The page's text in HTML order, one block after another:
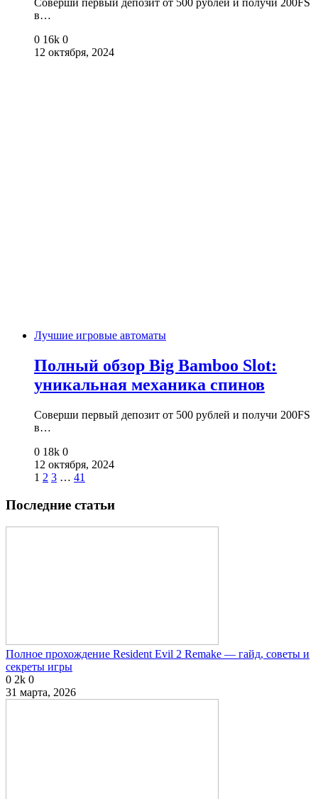
Соверши первый депозит от 500 рублей и получи 200FS
в…
0 16k 0
12 октября, 2024
Лучшие игровые автоматы
Полный обзор Big Bamboo Slot:
уникальная механика спинов
Соверши первый депозит от 500 рублей и получи 200FS
в…
0 18k 0
12 октября, 2024
1 2 3 … 41
Последние статьи
Полное прохождение Resident Evil 2 Remake — гайд, советы и
секреты игры
0 2k 0
31 марта, 2026